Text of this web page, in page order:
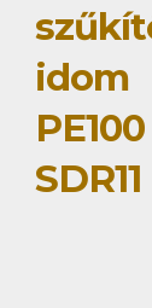
idom
PE100
SDR11